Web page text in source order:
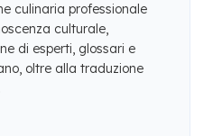
culinaria professionale
culturale,
di esperti, glossari e
oltre alla traduzione